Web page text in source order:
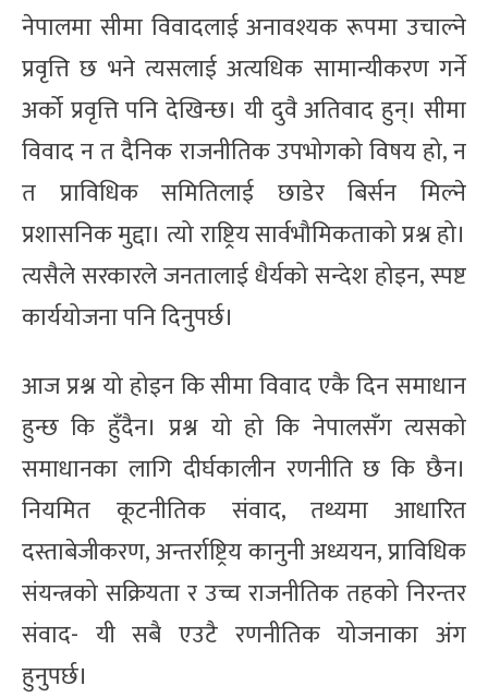
नेपालमा सीमा विवादलाई अनावश्यक रूपमा उचाल्ने
प्रवृत्ति छ भने त्यसलाई अत्यधिक सामान्यीकरण गर्ने
अर्को प्रवृत्ति पनि देखिन्छ। यी दुवै अतिवाद हुन्। सीमा
विवाद न त दैनिक राजनीतिक उपभोगको विषय हो, न
त प्राविधिक समितिलाई छाडेर बिर्सन मिल्ने
प्रशासनिक मुद्दा। त्यो राष्ट्रिय सार्वभौमिकताको प्रश्न हो।
त्यसैले सरकारले जनतालाई धैर्यको सन्देश होइन, स्पष्ट
कार्ययोजना पनि दिनुपर्छ।
आज प्रश्न यो होइन कि सीमा विवाद एकै दिन समाधान
हुन्छ कि हुँदैन। प्रश्न यो हो कि नेपालसँग त्यसको
समाधानका लागि दीर्घकालीन रणनीति छ कि छैन।
नियमित कूटनीतिक संवाद, तथ्यमा आधारित
दस्ताबेजीकरण, अन्तर्राष्ट्रिय कानुनी अध्ययन, प्राविधिक
संयन्त्रको सक्रियता र उच्च राजनीतिक तहको निरन्तर
संवाद- यी सबै एउटै रणनीतिक योजनाका अंग
हुनुपर्छ।